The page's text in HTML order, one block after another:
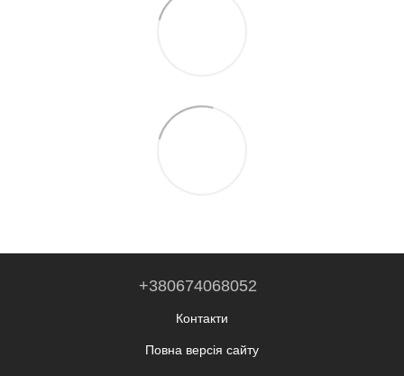
+380674068052
Контакти
Повна версія сайту